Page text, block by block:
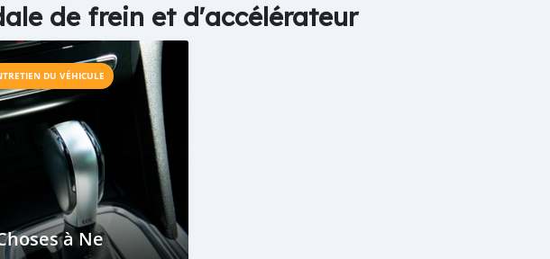
de frein et d'accélérateur
DU VÉHICULE
à Ne